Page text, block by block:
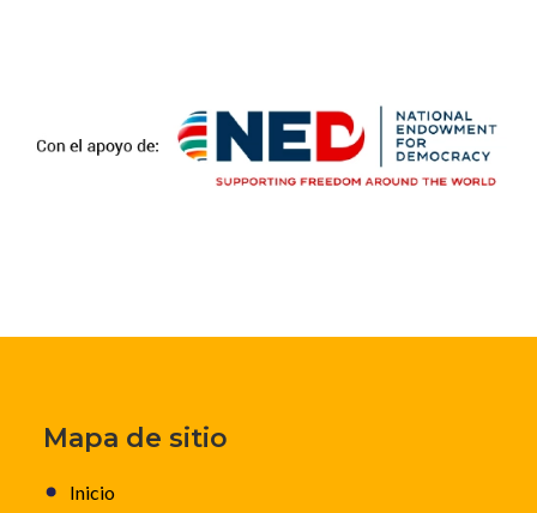
Mapa de sitio
Inicio